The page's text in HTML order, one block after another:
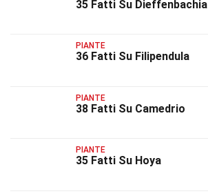
35 Fatti Su Dieffenbachia
PIANTE
36 Fatti Su Filipendula
PIANTE
38 Fatti Su Camedrio
PIANTE
35 Fatti Su Hoya